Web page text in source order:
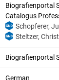
Biografienportal
Catalogus
Schopferer,
Steltzer,
Biografienportal
German